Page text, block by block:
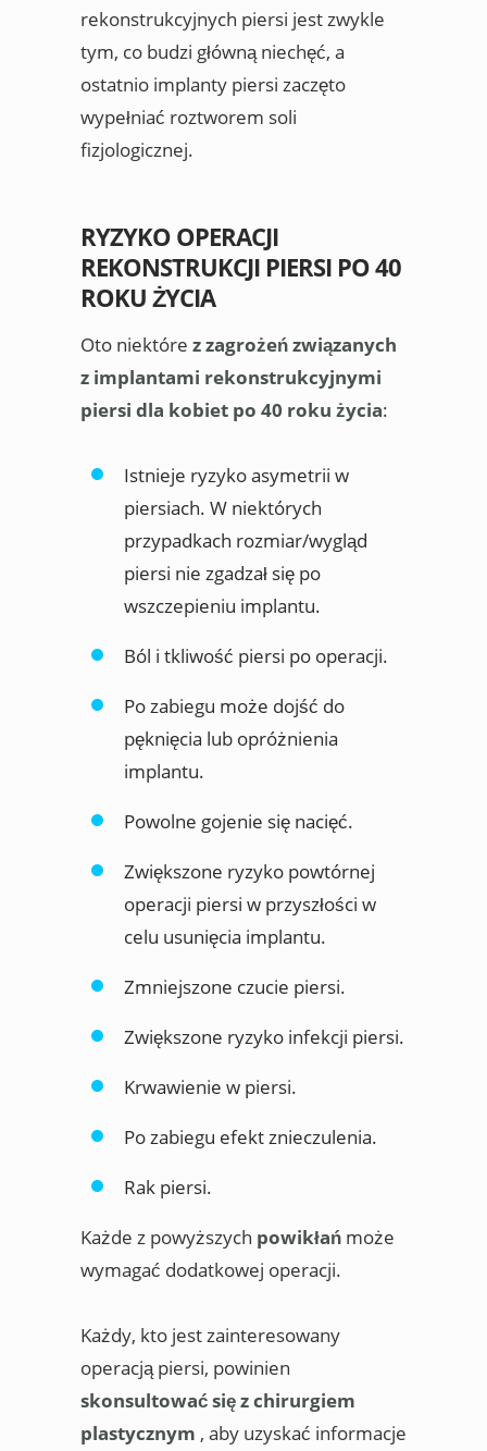
rekonstrukcyjnych piersi jest zwykle
tym, co budzi główną niechęć, a
ostatnio implanty piersi zaczęto
wypełniać roztworem soli
fizjologicznej.
RYZYKO OPERACJI
REKONSTRUKCJI PIERSI PO 40
ROKU ŻYCIA
Oto niektóre z zagrożeń związanych
z implantami rekonstrukcyjnymi
piersi dla kobiet po 40 roku życia:
Istnieje ryzyko asymetrii w
piersiach. W niektórych
przypadkach rozmiar/wygląd
piersi nie zgadzał się po
wszczepieniu implantu.
Ból i tkliwość piersi po operacji.
Po zabiegu może dojść do
pęknięcia lub opróżnienia
implantu.
Powolne gojenie się nacięć.
Zwiększone ryzyko powtórnej
operacji piersi w przyszłości w
celu usunięcia implantu.
Zmniejszone czucie piersi.
Zwiększone ryzyko infekcji piersi.
Krwawienie w piersi.
Po zabiegu efekt znieczulenia.
Rak piersi.
Każde z powyższych powikłań może
wymagać dodatkowej operacji.
Każdy, kto jest zainteresowany
operacją piersi, powinien
skonsultować się z chirurgiem
plastycznym , aby uzyskać informacje